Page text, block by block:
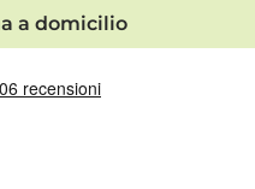
a domicilio